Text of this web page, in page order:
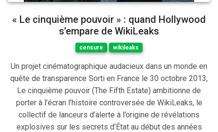
« Le cinquième pouvoir » : quand Hollywood
s’empare de WikiLeaks
censure wikileaks
Un projet cinématographique audacieux dans un monde en
quête de transparence Sorti en France le 30 octobre 2013,
Le cinquième pouvoir (The Fifth Estate) ambitionne de
porter à l’écran l’histoire controversée de WikiLeaks, le
collectif de lanceurs d’alerte à l’origine de révélations
explosives sur les secrets d’État au début des années